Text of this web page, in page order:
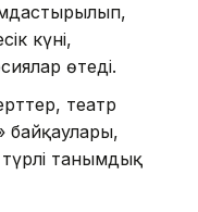
күні,
өтеді.
театр
танымдық